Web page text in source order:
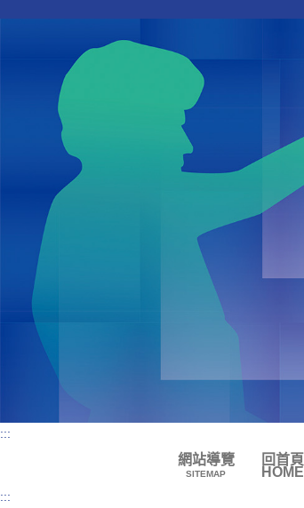
:::
網站導覽
SITEMAP
回首頁
HOME
:::